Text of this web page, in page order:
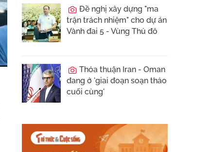
Đề nghị xây dựng "ma
trận trách nhiệm" cho dự án
Vành đai 5 - Vùng Thủ đô
Thỏa thuận Iran - Oman
đang ở 'giai đoạn soạn thảo
cuối cùng'